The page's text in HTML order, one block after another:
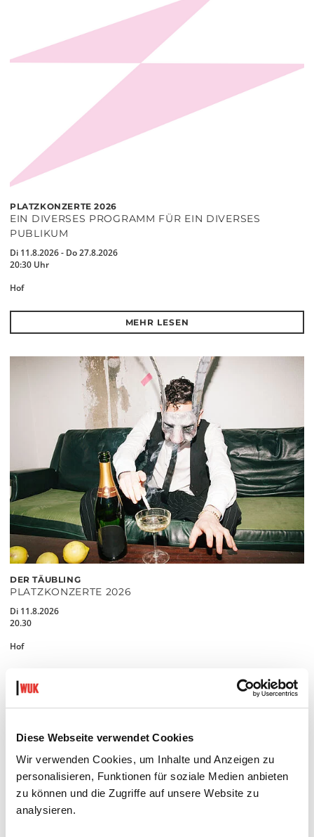
Diese Webseite verwendet Cookies
Wir verwenden Cookies, um Inhalte und Anzeigen zu
personalisieren, Funktionen für soziale Medien anbieten
zu können und die Zugriffe auf unsere Website zu
analysieren.
PLATZKONZERTE 2026
EIN DIVERSES PROGRAMM FÜR EIN DIVERSES
PUBLIKUM
Di 11.8.2026 - Do 27.8.2026
20:30 Uhr
Hof
MEHR LESEN
DER TÄUBLING
PLATZKONZERTE 2026
Di 11.8.2026
20.30
Hof